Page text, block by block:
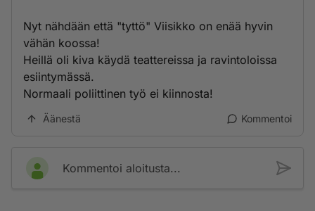
Nyt nähdään että "tyttö" Viisikko on enää hyvin
vähän koossa!
Heillä oli kiva käydä teattereissa ja ravintoloissa
esiintymässä.
Normaali poliittinen työ ei kiinnosta!
Äänestä Kommentoi
Kommentoi aloitusta...